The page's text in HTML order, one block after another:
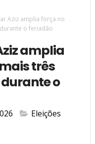
Aziz amplia força no
o feriadão
amplia
três
o
Eleições